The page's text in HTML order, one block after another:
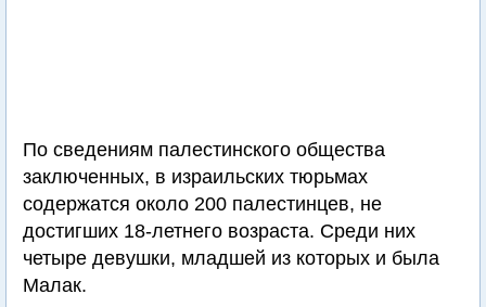
По сведениям палестинского общества
заключенных, в израильских тюрьмах
содержатся около 200 палестинцев, не
достигших 18-летнего возраста. Среди них
четыре девушки, младшей из которых и была
Малак.